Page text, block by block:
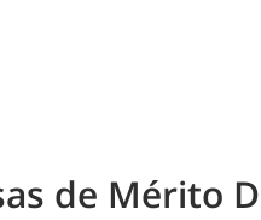
de Mérito